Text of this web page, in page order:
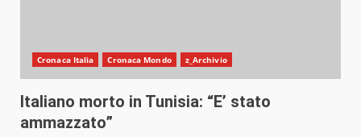
Cronaca Italia Cronaca Mondo z_Archivio
Italiano morto in Tunisia: “E’ stato
ammazzato”